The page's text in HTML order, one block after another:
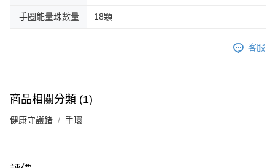
手圈能量珠數量 18顆
客服
商品相關分類 (1)
健康守護鍺 手環